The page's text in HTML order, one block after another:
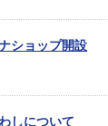
ショップ開設
しについて